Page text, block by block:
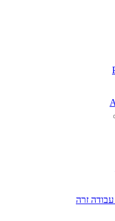
עבודה זרה